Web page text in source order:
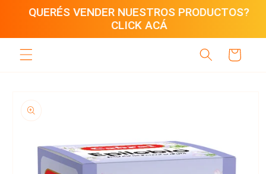
QUERÉS VENDER NUESTROS PRODUCTOS?
CLICK ACÁ
directamente
Carrito
a la
información
del producto